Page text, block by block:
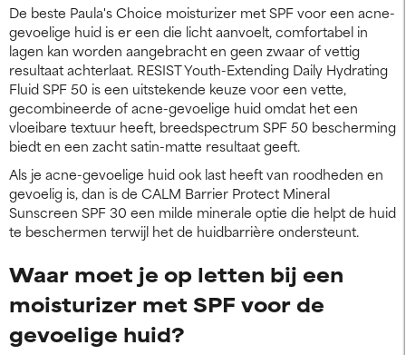
De beste Paula's Choice moisturizer met SPF voor een acne-
gevoelige huid is er een die licht aanvoelt, comfortabel in
lagen kan worden aangebracht en geen zwaar of vettig
resultaat achterlaat. RESIST Youth-Extending Daily Hydrating
Fluid SPF 50 is een uitstekende keuze voor een vette,
gecombineerde of acne-gevoelige huid omdat het een
vloeibare textuur heeft, breedspectrum SPF 50 bescherming
biedt en een zacht satin-matte resultaat geeft.
Als je acne-gevoelige huid ook last heeft van roodheden en
gevoelig is, dan is de CALM Barrier Protect Mineral
Sunscreen SPF 30 een milde minerale optie die helpt de huid
te beschermen terwijl het de huidbarrière ondersteunt.
Waar moet je op letten bij een
moisturizer met SPF voor de
gevoelige huid?